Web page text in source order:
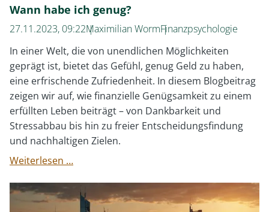
Wann habe ich genug?
27.11.2023, 09:22Maximilian WormFinanzpsychologie
In einer Welt, die von unendlichen Möglichkeiten
geprägt ist, bietet das Gefühl, genug Geld zu haben,
eine erfrischende Zufriedenheit. In diesem Blogbeitrag
zeigen wir auf, wie finanzielle Genügsamkeit zu einem
erfüllten Leben beiträgt – von Dankbarkeit und
Stressabbau bis hin zu freier Entscheidungsfindung
und nachhaltigen Zielen.
Weiterlesen …Wann
ich
genug?